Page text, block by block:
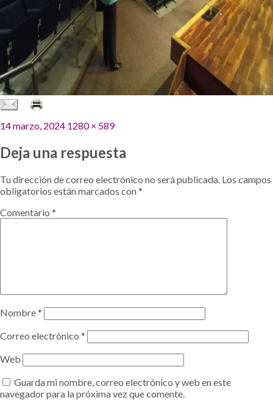
Publicado
14 marzo, 2024 Tamaño
1280 × 589
Deja una respuesta
Tu dirección de correo electrónico no será publicada. Los campos
obligatorios están marcados con*
Comentario *
Nombre*
Correo electrónico *
Web
Guarda mi nombre, correo electrónico y web en este
navegador para la próxima vez que comente.